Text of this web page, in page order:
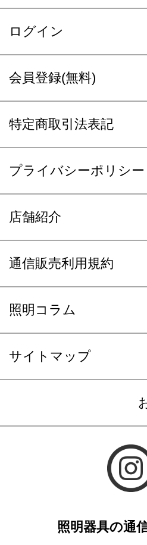
ログイン
会員登録(無料)
特定商取引法表記
プライバシーポリシー
店舗紹介
通信販売利用規約
照明コラム
サイトマップ
照明器具の通